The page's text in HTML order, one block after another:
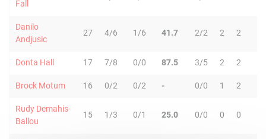
Fall
Danilo
Andjusic
27 4/6 1/6 41.7 2/2 2 2
Donta Hall 17 7/8 0/0 87.5 3/5 2 2
Brock Motum 16 0/2 0/2 - 0/0 1 2
Rudy Demahis-
Ballou
15 1/3 0/1 25.0 0/0 0 0